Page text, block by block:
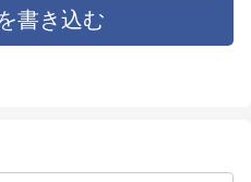
書き込む